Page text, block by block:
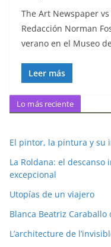
The Art Newspaper
Redacción Norman
verano en el Museo de
Leer más
Lo más reciente
El pintor, la pintura y su
La Roldana: el
excepcional
Utopías de un viajero
Blanca Beatriz Caraballo
L’architecture de